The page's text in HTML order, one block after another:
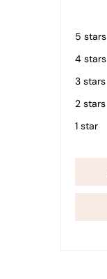
5 stars
4 stars
3 stars
2 stars
1 star